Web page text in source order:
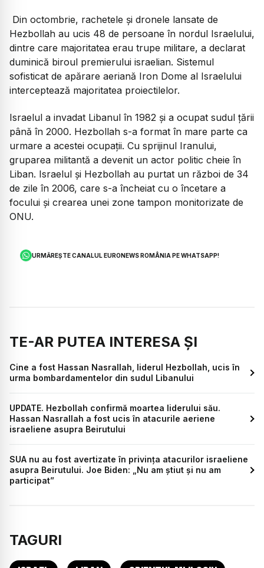
Din octombrie, rachetele și dronele lansate de
Hezbollah au ucis 48 de persoane în nordul Israelului,
dintre care majoritatea erau trupe militare, a declarat
duminică biroul premierului israelian. Sistemul
sofisticat de apărare aeriană Iron Dome al Israelului
interceptează majoritatea proiectilelor.
Israelul a invadat Libanul în 1982 și a ocupat sudul țării
până în 2000. Hezbollah s-a format în mare parte ca
urmare a acestei ocupații. Cu sprijinul Iranului,
gruparea militantă a devenit un actor politic cheie în
Liban. Israelul și Hezbollah au purtat un război de 34
de zile în 2006, care s-a încheiat cu o încetare a
focului și crearea unei zone tampon monitorizate de
ONU.
URMĂREȘTE CANALUL EURONEWS ROMÂNIA PE WHATSAPP!
TE-AR PUTEA INTERESA ȘI
Cine a fost Hassan Nasrallah, liderul Hezbollah, ucis în
urma bombardamentelor din sudul Libanului
UPDATE. Hezbollah confirmă moartea liderului său.
Hassan Nasrallah a fost ucis în atacurile aeriene
israeliene asupra Beirutului
SUA nu au fost avertizate în privinţa atacurilor israeliene
asupra Beirutului. Joe Biden: „Nu am știut și nu am
participat”
TAGURI